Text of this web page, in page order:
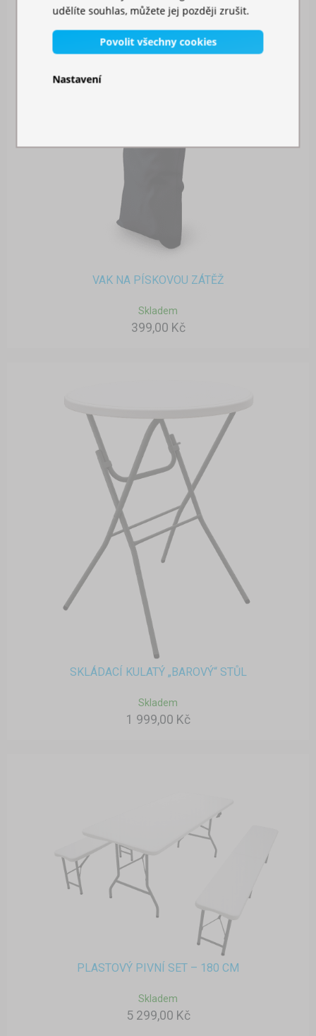
VAK NA PÍSKOVOU ZÁTĚŽ
Skladem
399,00 Kč
SKLÁDACÍ KULATÝ „BAROVÝ“ STŮL
Skladem
1 999,00 Kč
PLASTOVÝ PIVNÍ SET – 180 CM
Skladem
5 299,00 Kč
udělíte souhlas, můžete jej později zrušit.
Povolit všechny cookies
Nastavení